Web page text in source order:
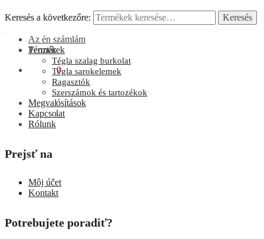
Keresés a következőre: Keresés
Az én számlám
Pénztár
0,00 Ft 0
Keresés a következőre: Keresés
Termékek
Tégla szalag burkolat
Tégla sarokelemek
Ragasztók
Szerszámok és tartozékok
Megvalósítások
Kapcsolat
Rólunk
Prejsť na
Môj účet
Kontakt
Potrebujete poradiť?